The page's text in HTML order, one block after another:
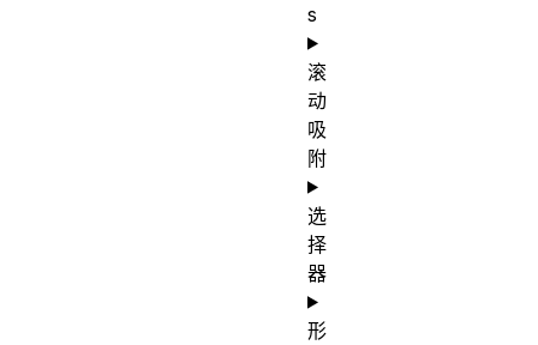
s
滚
动
吸
附
选
择
器
形